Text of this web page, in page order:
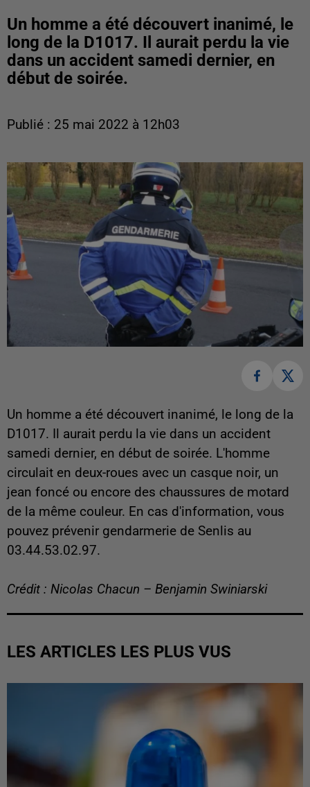
Un homme a été découvert inanimé, le
long de la D1017. Il aurait perdu la vie
dans un accident samedi dernier, en
début de soirée.
Publié : 25 mai 2022 à 12h03
Un homme a été découvert inanimé, le long de la
D1017. Il aurait perdu la vie dans un accident
samedi dernier, en début de soirée. L'homme
circulait en deux-roues avec un casque noir, un
jean foncé ou encore des chaussures de motard
de la même couleur. En cas d'information, vous
pouvez prévenir gendarmerie de Senlis au
03.44.53.02.97.
Crédit : Nicolas Chacun – Benjamin Swiniarski
LES ARTICLES LES PLUS VUS